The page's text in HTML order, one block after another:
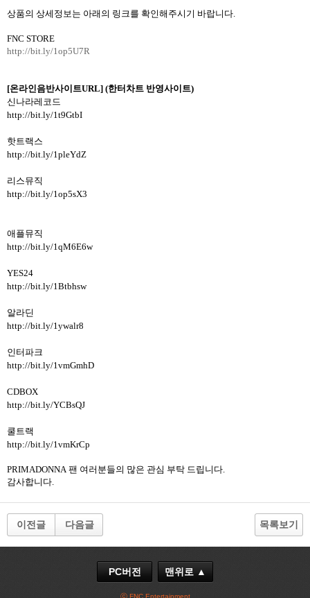
상품의 상세정보는 아래의 링크를 확인해주시기 바랍니다.
FNC STORE
http://bit.ly/1op5U7R
[온라인음반사이트URL] (한터차트 반영사이트)
신나라레코드
http://bit.ly/1t9GtbI
핫트랙스
http://bit.ly/1pleYdZ
리스뮤직
http://bit.ly/1op5sX3
애플뮤직
http://bit.ly/1qM6E6w
YES24
http://bit.ly/1Btbhsw
알라딘
http://bit.ly/1ywalr8
인터파크
http://bit.ly/1vmGmhD
CDBOX
http://bit.ly/YCBsQJ
쿨트랙
http://bit.ly/1vmKrCp
PRIMADONNA팬 여러분들의 많은 관심 부탁 드립니다.
감사합니다.
이전글 다음글 목록보기
PC버전 맨위로 ▲
ⓒ FNC Entertainment